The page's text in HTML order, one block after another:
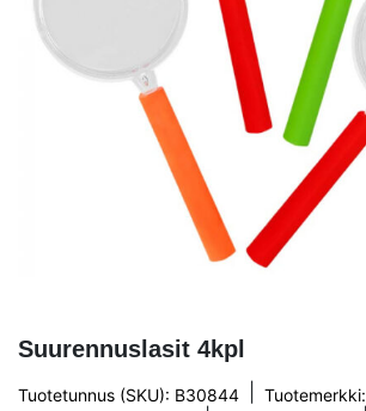
Suurennuslasit 4kpl
Tuotetunnus (SKU): B30844 Tuotemerkki: